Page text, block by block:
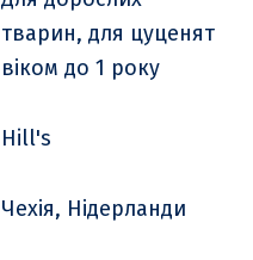
тварин, для цуценят
віком до 1 року
Hill's
Чехія, Нідерланди